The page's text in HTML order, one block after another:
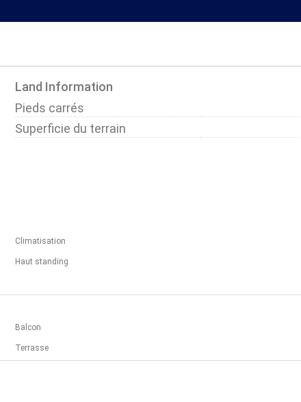
Land Information
Pieds carrés
Superficie du terrain
Climatisation
Haut standing
Balcon
Terrasse